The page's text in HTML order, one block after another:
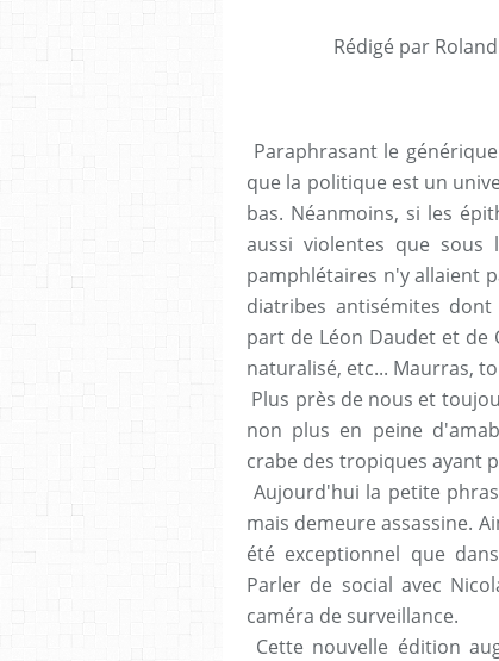
Rédigé par
Paraphrasant le
que la politique est un
bas. Néanmoins, si les
aussi violentes que sous
pamphlétaires n'y allaient
diatribes antisémites
part de Léon Daudet et de
naturalisé, etc... Maurras,
Plus près de nous et
non plus en peine
crabe des tropiques ayant
Aujourd'hui la petite
mais demeure assassine.
été exceptionnel que
Parler de social avec
caméra de surveillance.
Cette nouvelle édition